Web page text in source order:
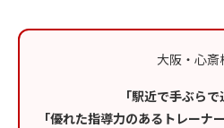
大阪・心斎
「駅近で手ぶらで
「優れた指導力のあるトレーナ